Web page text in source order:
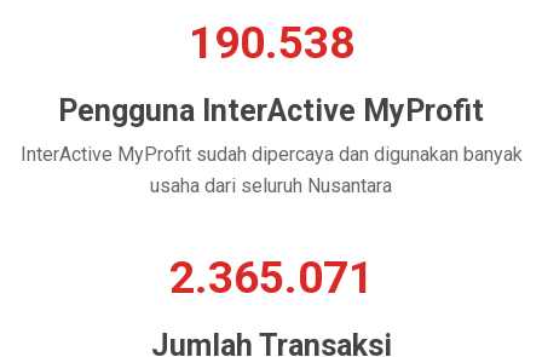
190.538
Pengguna InterActive MyProfit
InterActive MyProfit sudah dipercaya dan digunakan banyak
usaha dari seluruh Nusantara
2.365.071
Jumlah Transaksi